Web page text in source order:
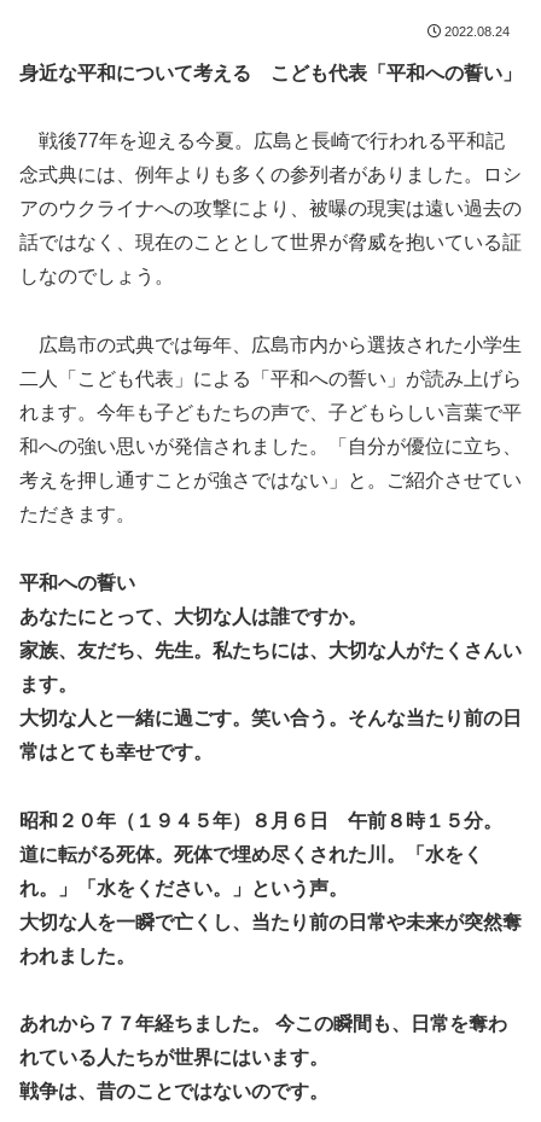
2022.08.24
身近な平和について考える こども代表「平和への誓い」
戦後77年を迎える今夏。広島と長崎で行われる平和記
念式典には、例年よりも多くの参列者がありました。ロシ
アのウクライナへの攻撃により、被曝の現実は遠い過去の
話ではなく、現在のこととして世界が脅威を抱いている証
しなのでしょう。
広島市の式典では毎年、広島市内から選抜された小学生
二人「こども代表」による「平和への誓い」が読み上げら
れます。今年も子どもたちの声で、子どもらしい言葉で平
和への強い思いが発信されました。「自分が優位に立ち、
考えを押し通すことが強さではない」と。ご紹介させてい
ただきます。
平和への誓い
あなたにとって、大切な人は誰ですか。
家族、友だち、先生。私たちには、大切な人がたくさんい
ます。
大切な人と一緒に過ごす。笑い合う。そんな当たり前の日
常はとても幸せです。
昭和２０年（１９４５年）８月６日 午前８時１５分。
道に転がる死体。死体で埋め尽くされた川。「水をく
れ。」「水をください。」という声。
大切な人を一瞬で亡くし、当たり前の日常や未来が突然奪
われました。
あれから７７年経ちました。 今この瞬間も、日常を奪わ
れている人たちが世界にはいます。
戦争は、昔のことではないのです。